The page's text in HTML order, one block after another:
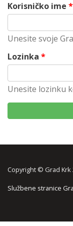
Korisničko ime *
Unesite svoje
Lozinka *
Unesite lozinku
Copyright © Grad Krk
Službene stranice